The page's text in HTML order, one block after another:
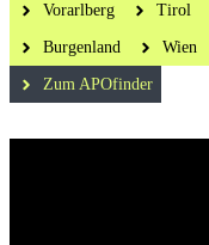
Vorarlberg Tirol
Burgenland Wien
Zum APOfinder